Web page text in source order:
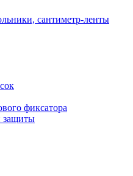
сантиметр-ленты
фиксатора
защиты